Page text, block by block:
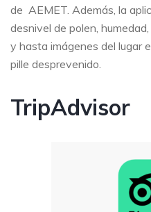
de AEMET. Además, la
desnivel de polen,
y hasta imágenes del lugar
pille desprevenido.
TripAdvisor